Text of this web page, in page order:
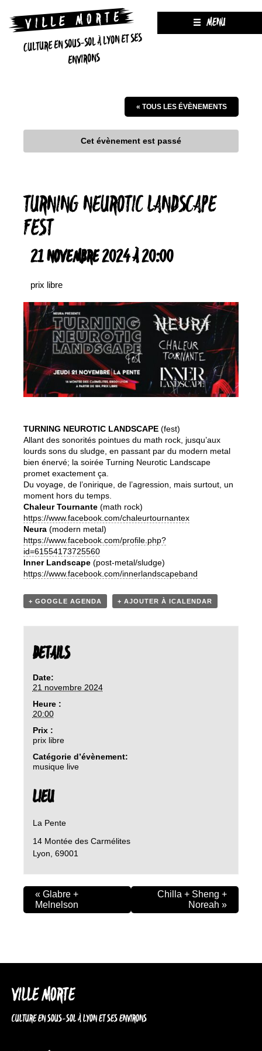
CULTURE EN SOUS-SOL À LYON ET SES
ENVIRONS
MENU
« TOUS LES ÉVÈNEMENTS
Cet évènement est passé
TURNING NEUROTIC LANDSCAPE
FEST
21 NOVEMBRE 2024 À 20:00
prix libre
TURNING NEUROTIC LANDSCAPE (fest)
Allant des sonorités pointues du math rock, jusqu’aux
lourds sons du sludge, en passant par du modern metal
bien énervé; la soirée Turning Neurotic Landscape
promet exactement ça.
Du voyage, de l’onirique, de l’agression, mais surtout, un
moment hors du temps.
Chaleur Tournante (math rock)
https://www.facebook.com/chaleurtournantex
Neura (modern metal)
https://www.facebook.com/profile.php?
id=61554173725560
Inner Landscape (post-metal/sludge)
https://www.facebook.com/innerlandscapeband
+ GOOGLE AGENDA + AJOUTER À ICALENDAR
DETAILS
Date:
21 novembre 2024
Heure :
20:00
Prix :
prix libre
Catégorie d’évènement:
musique live
LIEU
La Pente
14 Montée des Carmélites
Lyon 69001
« Glabre +
Melnelson
Chilla + Sheng +
Noreah »
VILLE MORTE
CULTURE EN SOUS-SOL À LYON ET SES ENVIRONS